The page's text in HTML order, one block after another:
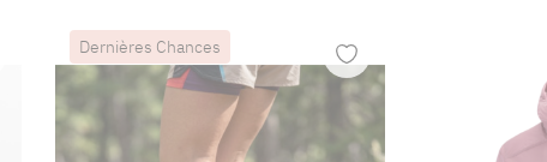
Dernières Chances